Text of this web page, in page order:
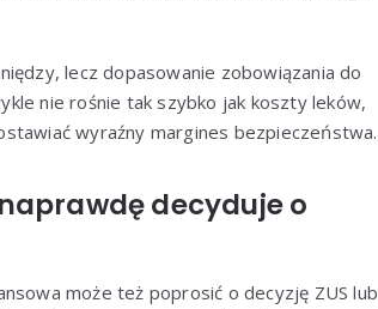
lecz dopasowanie zobowiązania do
nie rośnie tak szybko jak koszty leków,
wyraźny margines bezpieczeństwa.
decyduje o
może też poprosić o decyzję ZUS lub